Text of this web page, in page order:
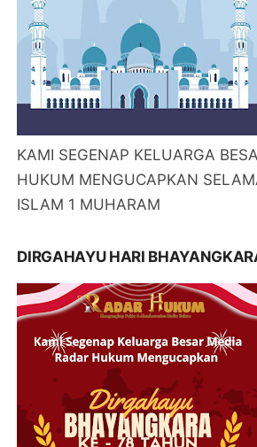
KAMI SEGENAP KELUARGA
HUKUM MENGUCAPKAN
ISLAM 1 MUHARAM
DIRGAHAYU HARI